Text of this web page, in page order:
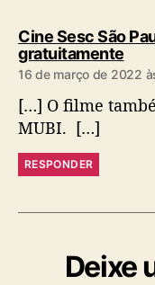
Cine Sesc São
gratuitamented
i
:
16 de março de 2022
[…] O filme
MUBI. […]
RESPONDER
Deixe